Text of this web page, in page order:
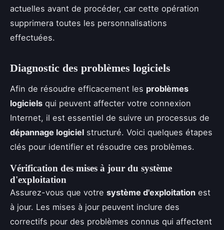
actuelles avant de procéder, car cette opération
supprimera toutes les personnalisations
effectuées.
Diagnostic des problèmes logiciels
Afin de résoudre efficacement les problèmes
logiciels qui peuvent affecter votre connexion
Internet, il est essentiel de suivre un processus de
dépannage logiciel structuré. Voici quelques étapes
clés pour identifier et résoudre ces problèmes.
Vérification des mises à jour du système
d'exploitation
Assurez-vous que votre système d'exploitation est
à jour. Les mises à jour peuvent inclure des
correctifs pour des problèmes connus qui affectent